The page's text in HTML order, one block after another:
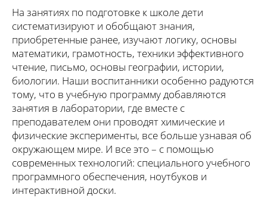
На занятиях по подготовке к школе дети
систематизируют и обобщают знания,
приобретенные ранее, изучают логику, основы
математики, грамотность, техники эффективного
чтение, письмо, основы географии, истории,
биологии. Наши воспитанники особенно радуются
тому, что в учебную программу добавляются
занятия в лаборатории, где вместе с
преподавателем они проводят химические и
физические эксперименты, все больше узнавая об
окружающем мире. И все это – с помощью
современных технологий: специального учебного
программного обеспечения, ноутбуков и
интерактивной доски.